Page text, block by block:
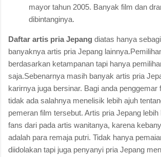
mayor tahun 2005. Banyak film dan
dibintanginya.
Daftar artis pria Jepang diatas hanya
banyaknya artis pria Jepang
berdasarkan ketampanan tapi hanya
saja.Sebenarnya masih banyak artis pria
karirnya juga bersinar. Bagi anda penggemar
tidak ada salahnya menelisik lebih ajuh
pemeran film tersebut. Artis pria Jepang
fans dari pada artis wanitanya, karena
adalah para remaja putri. Tidak hanya
diidolakan tapi juga penyanyi pria Jepang